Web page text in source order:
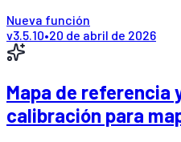
Nueva función
v3.5.10•20 de abril de 2026
Mapa de referencia
calibración para